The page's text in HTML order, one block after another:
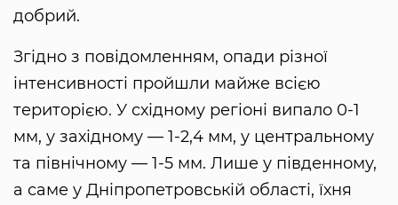
добрий.
Згідно з повідомленням, опади різної
інтенсивності пройшли майже всією
територією. У східному регіоні випало 0-1
мм, у західному — 1-2,4 мм, у центральному
та північному — 1-5 мм. Лише у південному,
а саме у Дніпропетровській області, їхня